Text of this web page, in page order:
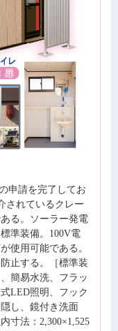
申請を完了してお
されているクレー
る。ソーラー発電
準装備。100V電
使用可能である。
止する。［標準装
簡易水洗、フラッ
LED照明、フック
し、鏡付き洗面
寸法：2,300×1,525